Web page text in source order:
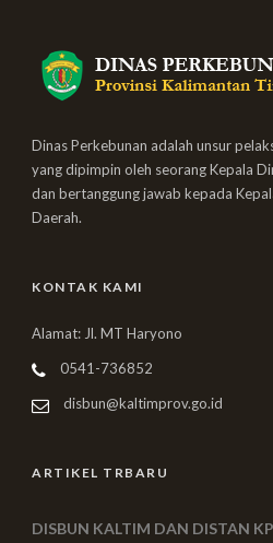
Dinas Perkebunan adalah unsur
yang dipimpin oleh seorang Kepala
dan bertanggung jawab kepada
Daerah.
KONTAK KAMI
Alamat: Jl. MT Haryono
0541-736852
disbun@kaltimprov.go.id
ARTIKEL TRBARU
DISBUN KALTIM DAN DISTAN